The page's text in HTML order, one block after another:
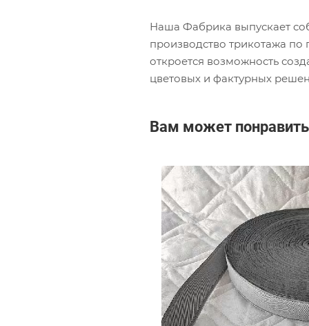
Наша Фабрика выпускает
производство трикотажа по
откроется возможность
цветовых и фактурных
Вам может